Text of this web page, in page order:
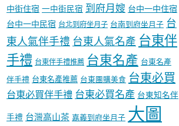
中街住宿 一中街民宿 到府月嫂 台中一中住宿
台中一中民宿 台北到府坐月子 台南到府坐月子 台
東人氣伴手禮 台東人氣名產 台東伴
手禮 台東伴手禮推薦 台東名產 台東名產
伴手禮 台東名產推薦 台東團購美食 台東必買
台東必買伴手禮 台東必買名產 台東知名伴
手禮 台灣高山茶 嘉義到府坐月子 大圖